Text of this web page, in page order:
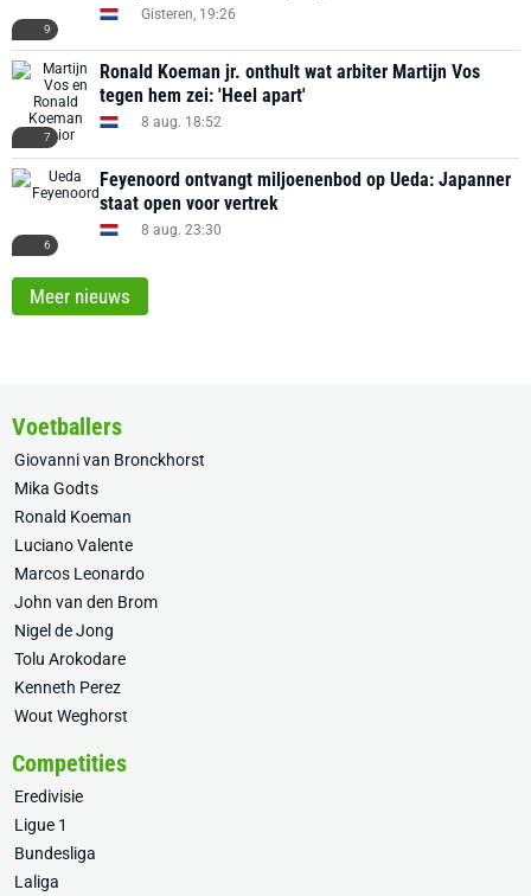
9
Gisteren, 19:26
7
Ronald Koeman jr. onthult wat arbiter Martijn Vos
tegen hem zei: 'Heel apart'
8 aug. 18:52
6
Feyenoord ontvangt miljoenenbod op Ueda: Japanner
staat open voor vertrek
8 aug. 23:30
Meer nieuws
Voetballers
Giovanni van Bronckhorst
Mika Godts
Ronald Koeman
Luciano Valente
Marcos Leonardo
John van den Brom
Nigel de Jong
Tolu Arokodare
Kenneth Perez
Wout Weghorst
Competities
Eredivisie
Ligue 1
Bundesliga
Laliga